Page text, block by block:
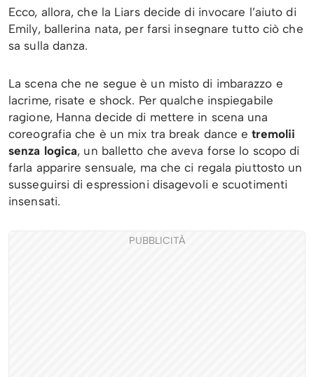
Ecco, allora, che la Liars decide di invocare l’aiuto di
Emily, ballerina nata, per farsi insegnare tutto ciò che
sa sulla danza.
La scena che ne segue è un misto di imbarazzo e
lacrime, risate e shock. Per qualche inspiegabile
ragione, Hanna decide di mettere in scena una
coreografia che è un mix tra break dance etremolii
senza logica, un balletto che aveva forse lo scopo di
farla apparire sensuale, ma che ci regala piuttosto un
susseguirsi di espressioni disagevoli e scuotimenti
insensati.
PUBBLICITÀ